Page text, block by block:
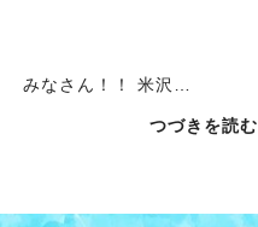
なさん！！ 米沢…
つづきを読む